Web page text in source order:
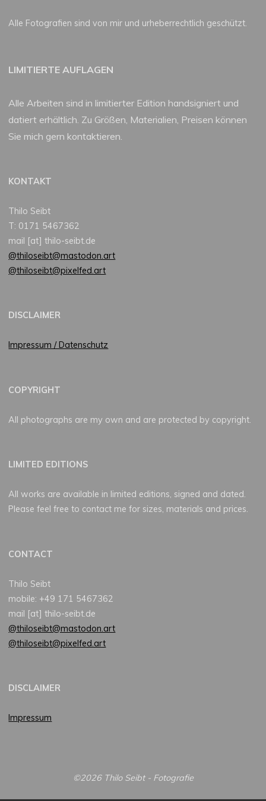
Alle Fotografien sind von mir und urheberrechtlich geschützt.
LIMITIERTE AUFLAGEN
Alle Arbeiten sind in limitierter Edition handsigniert und
datiert erhältlich. Zu Größen, Materialien, Preisen können
Sie mich gern kontaktieren.
KONTAKT
Thilo Seibt
T: 0171 5467362
mail [at] thilo-seibt.de
@thiloseibt@mastodon.art
@thiloseibt@pixelfed.art
DISCLAIMER
Impressum / Datenschutz
COPYRIGHT
All photographs are my own and are protected by copyright.
LIMITED EDITIONS
All works are available in limited editions, signed and dated.
Please feel free to contact me for sizes, materials and prices.
CONTACT
Thilo Seibt
mobile: +49 171 5467362
mail [at] thilo-seibt.de
@thiloseibt@mastodon.art
@thiloseibt@pixelfed.art
DISCLAIMER
Impressum
©2026 Thilo Seibt - Fotografie